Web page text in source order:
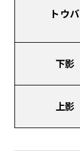
トウバ
下影
上影